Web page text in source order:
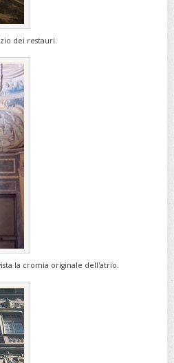
dei restauri.
la cromia originale dell'atrio.